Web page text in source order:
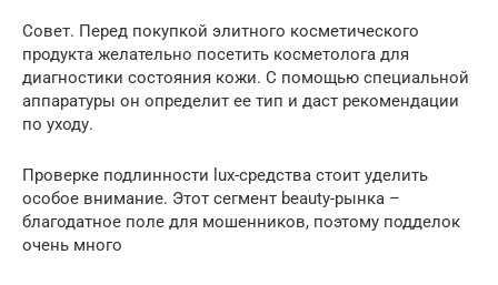
Совет. Перед покупкой элитного косметического
продукта желательно посетить косметолога для
диагностики состояния кожи. С помощью специальной
аппаратуры он определит ее тип и даст рекомендации
по уходу.
Проверке подлинности lux-средства стоит уделить
особое внимание. Этот сегмент beauty-рынка –
благодатное поле для мошенников, поэтому подделок
очень много